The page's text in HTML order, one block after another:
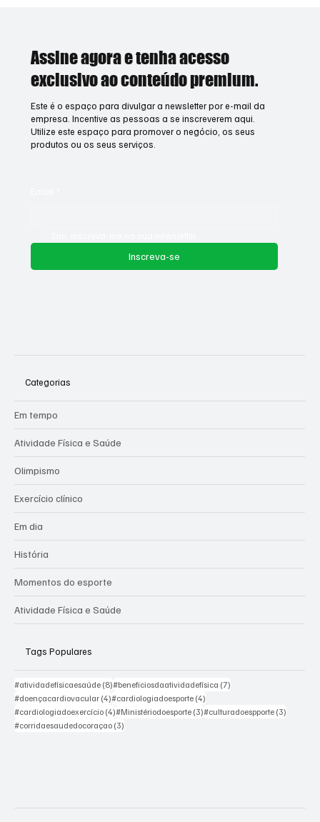
Assine agora e tenha acesso
exclusivo ao conteúdo premium.
Inscreva-se
Este é o espaço para divulgar a newsletter por e-mail da
empresa. Incentive as pessoas a se inscreverem aqui.
Utilize este espaço para promover o negócio, os seus
produtos ou os seus serviços.
Categorias
Em tempo
Atividade Física e Saúde
Olimpismo
Exercício clínico
Em dia
História
Momentos do esporte
Atividade Física e Saúde
Tags Populares
#atividadefísicaesaúde (8)8 posts
#beneficiosdaatividadefísica (7)
#doençacardiovacular (4)4 posts
#cardiologiadoesporte (4)
#cardiologiadoexercício (4)4 posts
#Ministériodoesporte (3)3 posts
#culturadoespporte (3)
#corridaesaudedocoraçao (3)